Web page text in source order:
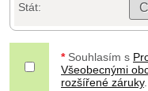
Stát:
* Souhlasím s
Všeobecnými
rozšířené záruky.